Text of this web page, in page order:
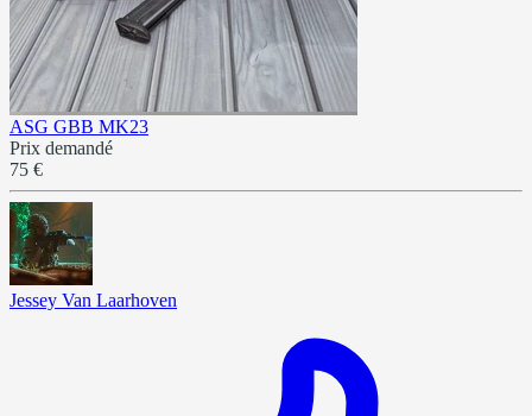
ASG GBB MK23
Prix demandé
75 €
Jessey Van Laarhoven